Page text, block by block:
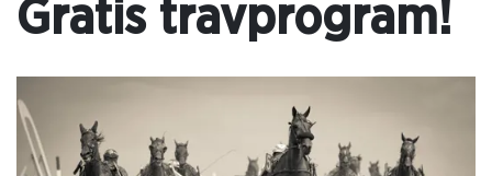
Gratis travprogram!